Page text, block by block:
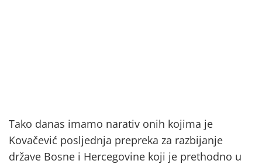
Tako danas imamo narativ onih kojima je
Kovačević posljednja prepreka za razbijanje
države Bosne i Hercegovine koji je prethodno u